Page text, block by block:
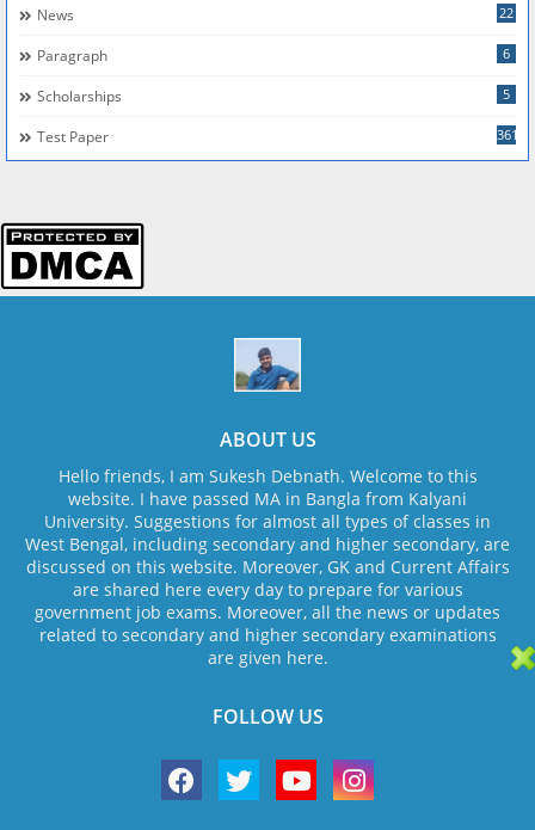
News 22
Paragraph 6
Scholarships 5
Test Paper 361
ABOUT US
Hello friends, I am Sukesh Debnath. Welcome to this
website. I have passed MA in Bangla from Kalyani
University. Suggestions for almost all types of classes in
West Bengal, including secondary and higher secondary, are
discussed on this website. Moreover, GK and Current Affairs
are shared here every day to prepare for various
government job exams. Moreover, all the news or updates
related to secondary and higher secondary examinations
are given here.
FOLLOW US